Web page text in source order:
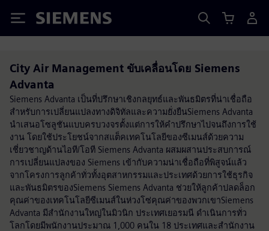
Siemens
City Air Management ขับเคลื่อนโดย Siemens
Advanta
Siemens Advanta เป็นที่ปรึกษาเชิงกลยุทธ์และพันธมิตรที่น่าเชื่อถือ
สำหรับการเปลี่ยนแปลงทางดิจิทัลและความยั่งยืนSiemens Advanta
นำเสนอโซลูชันแบบครบวงจรตั้งแต่การให้คำปรึกษาไปจนถึงการใช้
งาน โดยใช้ประโยชน์จากสแต็คเทคโนโลยีของซีเมนส์ด้วยความ
เชี่ยวชาญด้านไอที/โอที Siemens Advanta ผสมผสานประสบการณ์
การเปลี่ยนแปลงของ Siemens เข้ากับความน่าเชื่อถือที่พิสูจน์แล้ว
จากโครงการลูกค้าทั่วทั้งอุตสาหกรรมและประเทศด้วยการใช้ธุรกิจ
และพันธมิตรของSiemens Siemens Advanta ช่วยให้ลูกค้าปลดล็อก
คุณค่าของเทคโนโลยีซีเมนส์ในห่วงโซ่คุณค่าของพวกเขาSiemens
Advanta มีสำนักงานใหญ่ในมิวนิก ประเทศเยอรมนี ดำเนินการทั่ว
โลกโดยมีพนักงานประมาณ 1,000 คนใน 18 ประเทศและสำนักงาน